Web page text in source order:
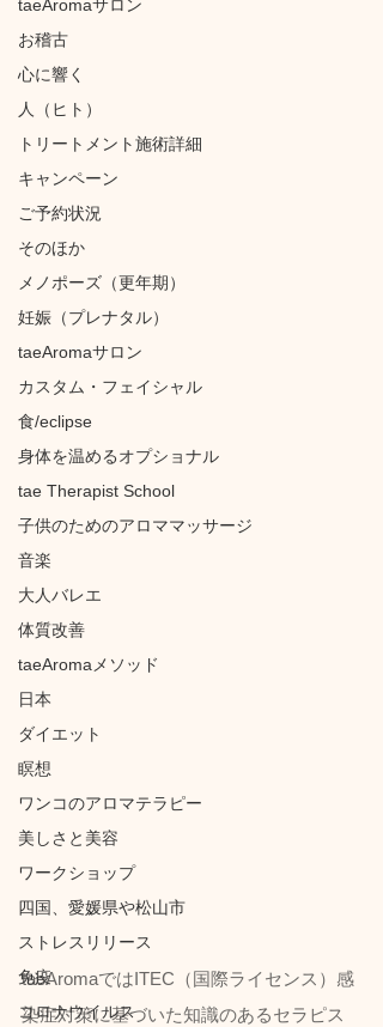
taeAromaサロン
お稽古
心に響く
人（ヒト）
トリートメント施術詳細
キャンペーン
ご予約状況
そのほか
メノポーズ（更年期）
妊娠（プレナタル）
taeAromaサロン
カスタム・フェイシャル
食/eclipse
身体を温めるオプショナル
tae Therapist School
子供のためのアロママッサージ
音楽
大人バレエ
体質改善
taeAromaメソッド
日本
ダイエット
瞑想
ワンコのアロマテラピー
美しさと美容
ワークショップ
四国、愛媛県や松山市
ストレスリリース
免疫
コロナウイルス
taeAromaではITEC（国際ライセンス）感
染症対策に基づいた知識のあるセラピス